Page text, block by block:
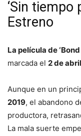
‘Sin tiempo
Estreno
La película de ‘Bond
marcada el 2 de
Aunque en un
2019, el abandono
productora,
La mala suerte